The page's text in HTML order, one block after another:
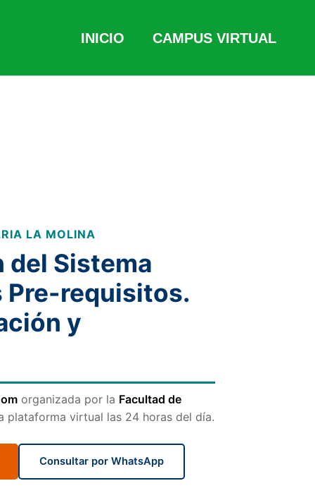
INICIO CAMPUS VIRTUAL
LA MOLINA
Sistema
Pre-requisitos.
y
organizada por la Facultad de
plataforma virtual las 24 horas del día.
Consultar por WhatsApp